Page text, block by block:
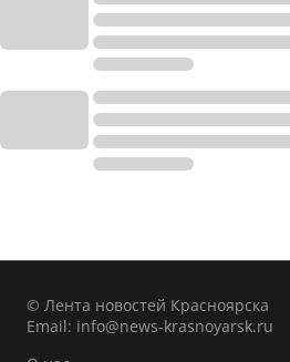
© Лента новостей Красноярска
Email: info@news-krasnoyarsk.ru